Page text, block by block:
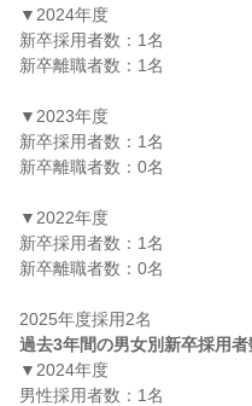
▼2024年度
新卒採用者数：1名
新卒離職者数：1名
▼2023年度
新卒採用者数：1名
新卒離職者数：0名
▼2022年度
新卒採用者数：1名
新卒離職者数：0名
過去3年間の男女別新卒採用者
▼2024年度
男性採用者数：1名